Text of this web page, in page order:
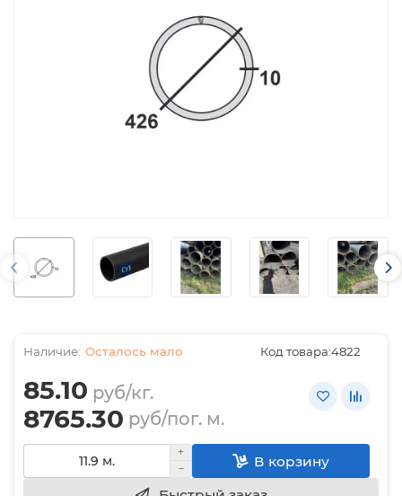
Осталось мало Код товара:4822
85.10 руб/кг.
8765.30 руб/пог. м.
В корзину